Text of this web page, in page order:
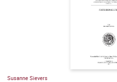
Susanne Sievers